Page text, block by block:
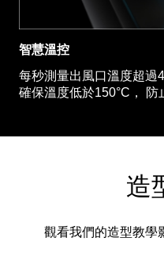
智慧溫控
每秒測量出風口溫度超過
確保溫度低於150°C， 防
造
觀看我們的造型教學